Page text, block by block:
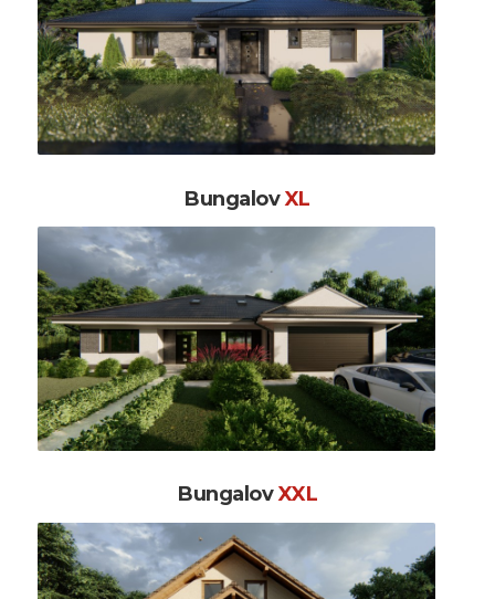
BungalovXL
BungalovXXL